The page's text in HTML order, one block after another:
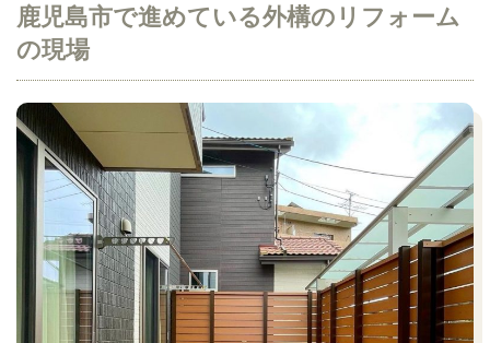
鹿児島市で進めている外構のリフォーム
の現場